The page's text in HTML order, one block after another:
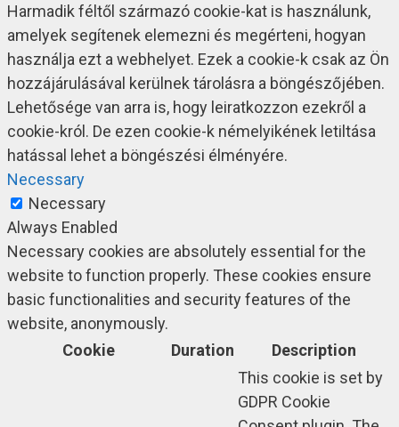
Harmadik féltől származó cookie-kat is használunk,
amelyek segítenek elemezni és megérteni, hogyan
használja ezt a webhelyet. Ezek a cookie-k csak az Ön
hozzájárulásával kerülnek tárolásra a böngészőjében.
Lehetősége van arra is, hogy leiratkozzon ezekről a
cookie-król. De ezen cookie-k némelyikének letiltása
hatással lehet a böngészési élményére.
Necessary
Necessary
Always Enabled
Necessary cookies are absolutely essential for the
website to function properly. These cookies ensure
basic functionalities and security features of the
website, anonymously.
Cookie
Duration Description
This cookie is set by
GDPR Cookie